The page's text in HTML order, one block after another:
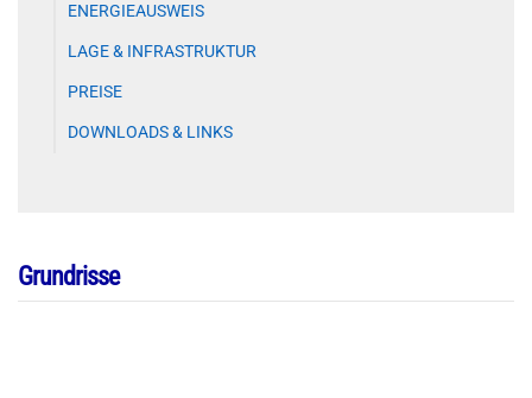
ENERGIEAUSWEIS
LAGE & INFRASTRUKTUR
PREISE
DOWNLOADS & LINKS
Grundrisse